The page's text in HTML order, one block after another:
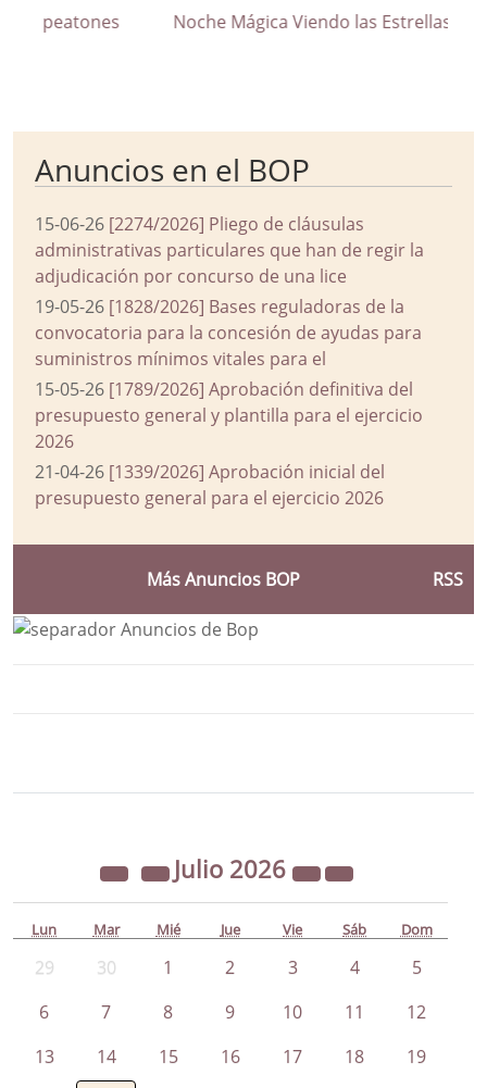
de peatones
Noche Mágica Viendo las Estrellas
Anuncios en el BOP
15-06-26 [2274/2026] Pliego de cláusulas
administrativas particulares que han de regir la
adjudicación por concurso de una lice
19-05-26 [1828/2026] Bases reguladoras de la
convocatoria para la concesión de ayudas para
suministros mínimos vitales para el
15-05-26 [1789/2026] Aprobación definitiva del
presupuesto general y plantilla para el ejercicio
2026
21-04-26 [1339/2026] Aprobación inicial del
presupuesto general para el ejercicio 2026
Más Anuncios BOP RSS
Julio 2026
Lun Mar Mié Jue Vie Sáb Dom
29 30 1 2 3 4
5
6
7 8 9 10 11
12
13
14 15 16 17 18 19